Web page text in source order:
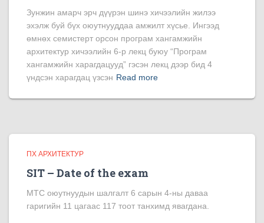
Зунжин амарч эрч дүүрэн шинэ хичээлийн жилээ
эхэлж буй бүх оюутнууддаа амжилт хүсье. Ингээд
өмнөх семистерт орсон програм хангамжийн
архитектур хичээлийн 6-р лекц буюу “Програм
хангамжийн харагдацууд” гэсэн лекц дээр бид 4
үндсэн харагдац үзсэн Read more
ПХ АРХИТЕКТУР
SIT – Date of the exam
MTC оюутнуудын шалгалт 6 сарын 4-ны даваа
гаригийн 11 цагаас 117 тоот танхимд явагдана.